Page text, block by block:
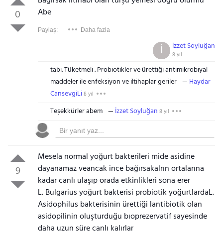
0
Abe
Paylaş: Daha fazla
İzzet Soyluğan
8 yıl
İ
tabi. Tüketmeli . Probiotikler ve ürettiği antimikrobiyal
maddeler ile enfeksiyon ve iltihaplar geriler
Haydar
CansevgiLi8 yıl
Teşekkürler abem İzzet Soyluğan 8 yıl
9
Mesela normal yoğurt bakterileri mide asidine
dayanamaz veancak ince bağırsakalrın ortalarına
kadar canlı ulaşıp orada etkinlikleri sona erer
L. Bulgarius yoğurt bakterisi probiotik yoğurtlardaL.
Asidophilus bakterisinin ürettiği lantibiotik olan
asidopilinin oluşturduğu bıoprezervatif sayesinde
daha uzun süre canlı kalırlar